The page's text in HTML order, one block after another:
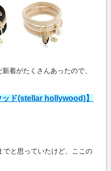
着がたくさんあったので、
ド(stellar hollywood)】
でと思っていたけど、ここの